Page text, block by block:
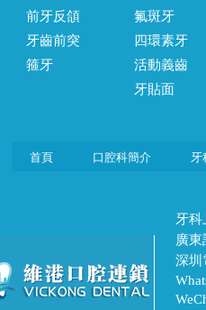
前牙反頜
牙齒前突
箍牙
氟斑牙
四環素牙
活動義齒
牙貼面
首頁 口腔科簡介 牙
牙
廣東
深圳